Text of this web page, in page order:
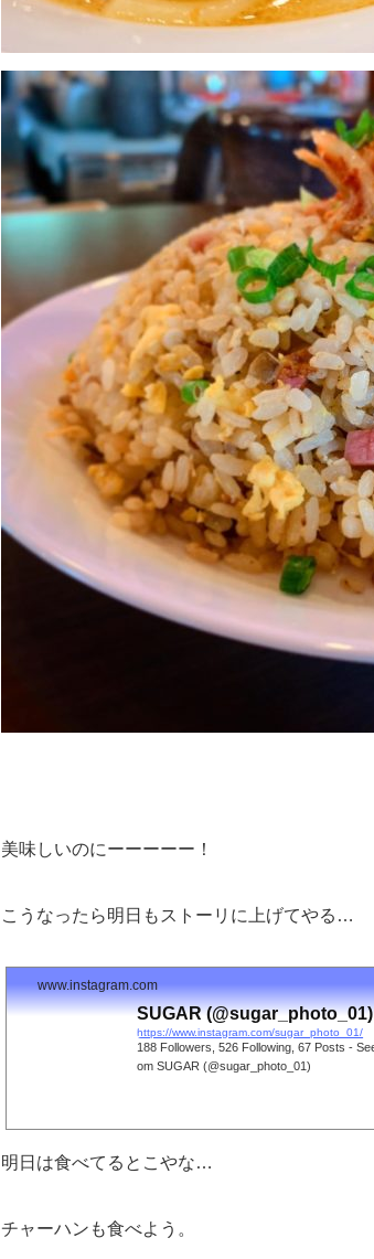
美味しいのにーーーーー！
こうなったら明日もストーリに上げてやる…
www.instagram.com
SUGAR
https://www.instagram.com/sugar_photo_01/
188 Followers, 526 Following, 67 Posts -
om SUGAR (@sugar_photo_01)
明日は食べてるとこやな…
チャーハンも食べよう。